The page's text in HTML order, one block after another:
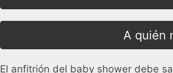
A quién
El anfitrión del baby shower debe